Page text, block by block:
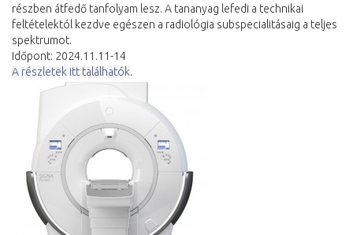
részben átfedő tanfolyam lesz. A tananyag lefedi a technikai
feltételektól kezdve egészen a radiológia subspecialitásaig a teljes
spektrumot.
Időpont: 2024.11.11-14
A részletek itt találhatók.